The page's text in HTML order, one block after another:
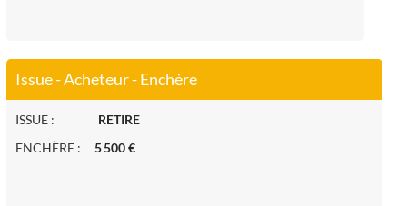
Issue - Acheteur - Enchère
ISSUE : RETIRE
ENCHÈRE : 5 500 €